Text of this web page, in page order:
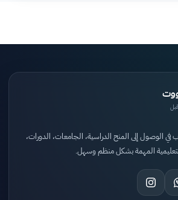
الوصول إلى المنح الدراسية، الجامعات، الدورات،
المهمة بشكل منظم وسهل.